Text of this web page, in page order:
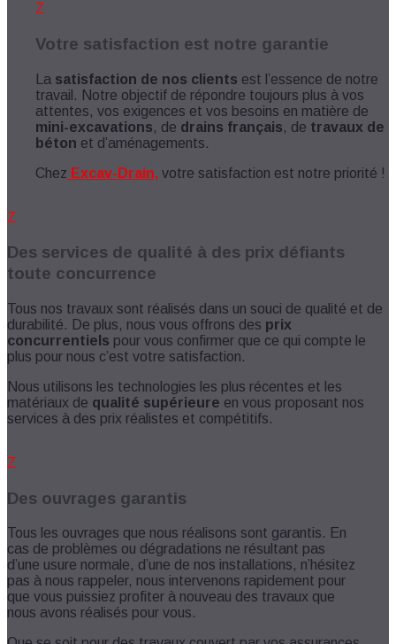
Z
Votre satisfaction est notre garantie
La satisfaction de nos clients est l’essence de notre
travail. Notre objectif de répondre toujours plus à vos
attentes, vos exigences et vos besoins en matière de
mini-excavations, de drains français, de travaux de
béton et d’aménagements.
Chez Excav-Drain, votre satisfaction est notre priorité !
Z
Des services de qualité à des prix défiants
toute concurrence
Tous nos travaux sont réalisés dans un souci de qualité et de
durabilité. De plus, nous vous offrons des prix
concurrentiels pour vous confirmer que ce qui compte le
plus pour nous c’est votre satisfaction.
Nous utilisons les technologies les plus récentes et les
matériaux de qualité supérieure en vous proposant nos
services à des prix réalistes et compétitifs.
Z
Des ouvrages garantis
Tous les ouvrages que nous réalisons sont garantis. En
cas de problèmes ou dégradations ne résultant pas
d’une usure normale, d’une de nos installations, n’hésitez
pas à nous rappeler, nous intervenons rapidement pour
que vous puissiez profiter à nouveau des travaux que
nous avons réalisés pour vous.